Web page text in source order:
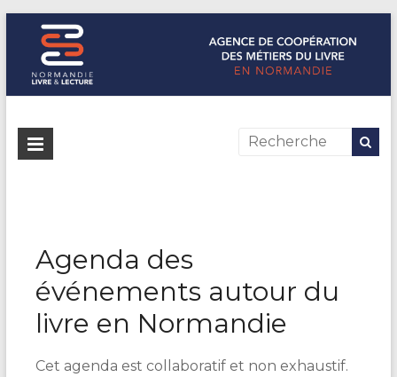
Normandie Livre & Lecture
L'agence de coopération des métiers du livre en Normandie
Agenda des
événements autour du
livre en Normandie
Cet agenda est collaboratif et non exhaustif.